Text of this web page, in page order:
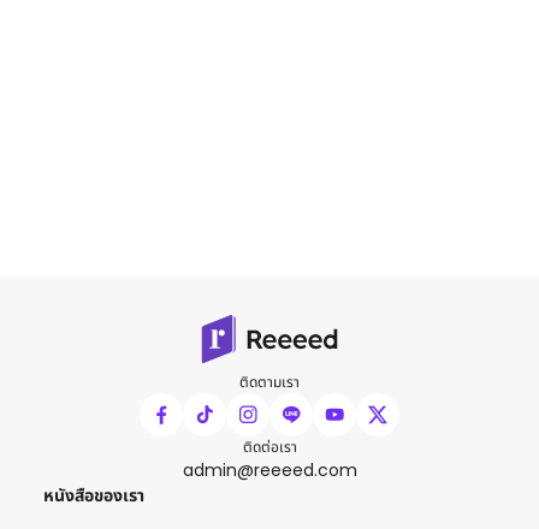
ติดตามเรา
ติดต่อเรา
admin@reeeed.com
หนังสือของเรา